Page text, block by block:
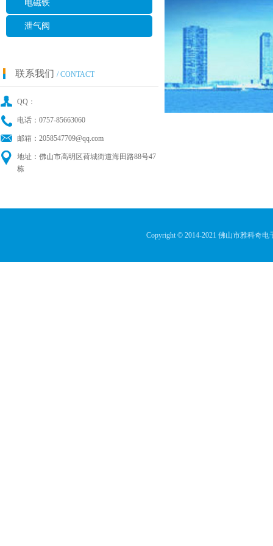
电磁铁
泄气阀
联系我们 / CONTACT
QQ：
电话：0757-85663060
邮箱：2058547709@qq.com
地址：佛山市高明区荷城街道海田路88号47
栋
Copyright © 2014-2021 佛山市雅科奇